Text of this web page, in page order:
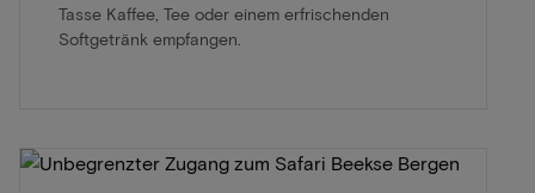
Tasse Kaffee, Tee oder einem erfrischenden
Softgetränk empfangen.